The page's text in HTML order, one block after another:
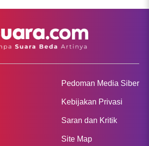
Pedoman Media Siber
Kebijakan Privasi
Saran dan Kritik
Site Map